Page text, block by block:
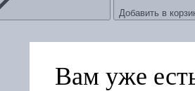
Добавить в
Вам уже